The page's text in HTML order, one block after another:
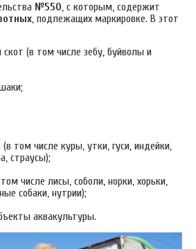
№550, с которым, содержит
, подлежащих маркировке. В этот
(в том числе зебу, буйволы и
том числе куры, утки, гуси, индейки,
страусы);
числе лисы, соболи, норки, хорьки,
собаки, нутрии);
аквакультуры.